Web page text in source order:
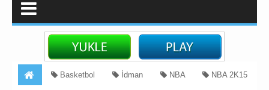
Basketbol İdman NBA NBA 2K15